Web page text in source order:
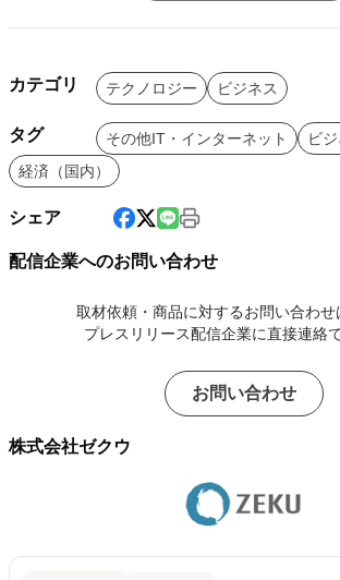
カテゴリ テクノロジー ビジネス
タグ その他IT・インターネット
ビ
経済（国内）
シェア
配信企業へのお問い合わせ
取材依頼・商品に対するお問い合わせ
プレスリリース配信企業に直接連絡
お問い合わせ
株式会社ゼクウ